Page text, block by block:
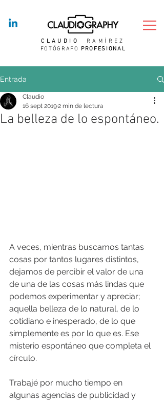
CLAUDIO
RAMÍREZ
FOTÓGRAFO PROFESIONAL
Entrada
La belleza de lo espontáneo.
Claudio
16 sept 20192 min de lectura
A veces, mientras buscamos tantas
cosas por tantos lugares distintos,
dejamos de percibir el valor de una
de una de las cosas más lindas que
podemos experimentar y apreciar;
aquella belleza de lo natural, de lo
cotidiano e inesperado, de lo que
simplemente es por lo que es. Ese
misterio espontáneo que completa el
círculo.
Trabajé por mucho tiempo en
algunas agencias de publicidad y